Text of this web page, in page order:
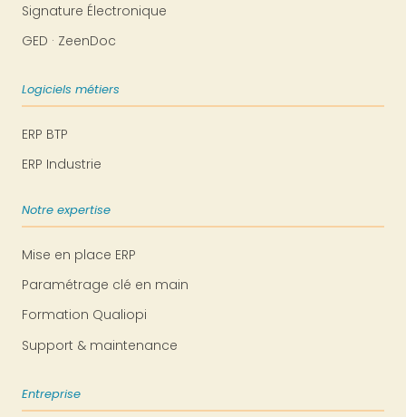
Signature Électronique
GED · ZeenDoc
Logiciels métiers
ERP BTP
ERP Industrie
Notre expertise
Mise en place ERP
Paramétrage clé en main
Formation Qualiopi
Support & maintenance
Entreprise